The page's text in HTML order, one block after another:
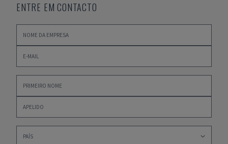
ENTRE EM CONTACTO